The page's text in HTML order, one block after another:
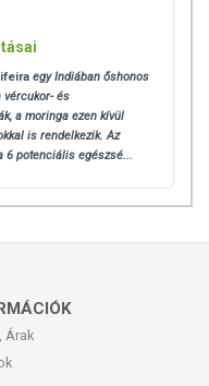
egy Indiában őshonos
vércukor- és
a moringa ezen kívül
is rendelkezik. Az
6 potenciális egészsé...
Árak